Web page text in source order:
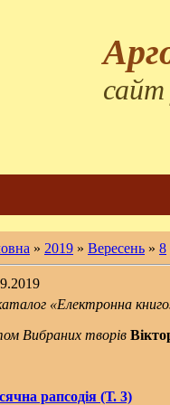
сайт
» 2019 » Вересень » 8
«Електронна
Вибраних творів
рапсодія (Т. 3)